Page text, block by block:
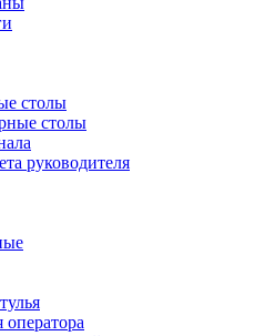
столы
столы
руководителя
оператора